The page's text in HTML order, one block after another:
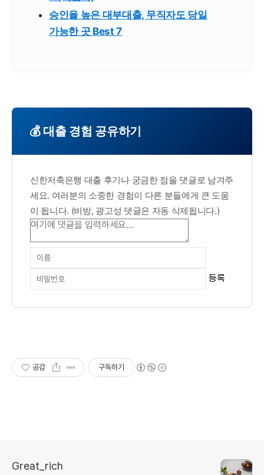
승인율 높은 대부대출, 무직자도 당일
가능한 곳 Best 7
💰 대출 경험 공유하기
신한저축은행 대출 후기나 궁금한 점을 댓글로 남겨주
세요. 여러분의 소중한 경험이 다른 분들에게 큰 도움
이 됩니다. (비방, 광고성 댓글은 자동 삭제됩니다.)
등록
공감 구독하기
Great_rich